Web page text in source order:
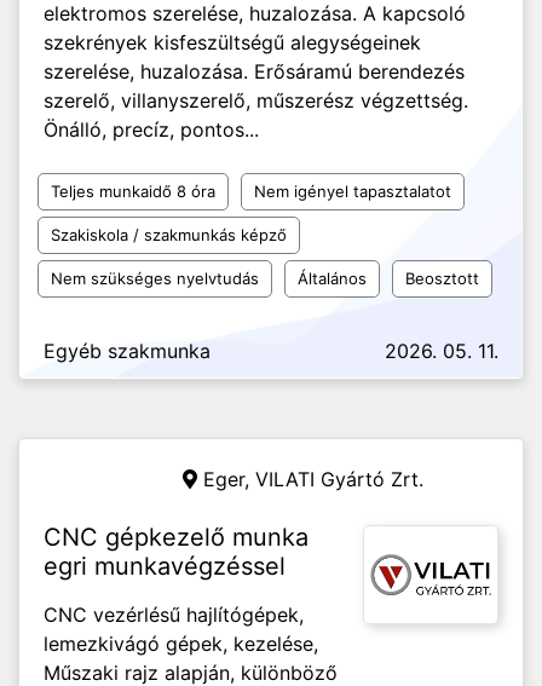
elektromos szerelése, huzalozása. A kapcsoló
szekrények kisfeszültségű alegységeinek
szerelése, huzalozása. Erősáramú berendezés
szerelő, villanyszerelő, műszerész végzettség.
Önálló, precíz, pontos...
Teljes munkaidő 8 óra Nem igényel tapasztalatot
Szakiskola / szakmunkás képző
Nem szükséges nyelvtudás Általános Beosztott
Egyéb szakmunka 2026. 05. 11.
Eger, VILATI Gyártó Zrt.
CNC gépkezelő munka
egri munkavégzéssel
CNC vezérlésű hajlítógépek,
lemezkivágó gépek, kezelése,
Műszaki rajz alapján, különböző